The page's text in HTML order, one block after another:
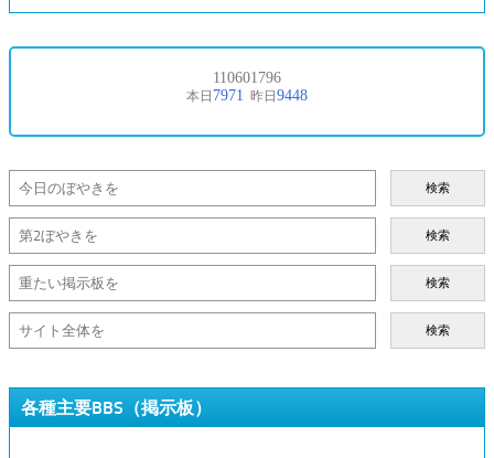
検索
検索
検索
検索
各種主要BBS（掲示板）